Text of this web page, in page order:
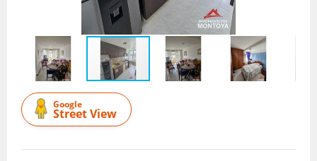
Google
Street View